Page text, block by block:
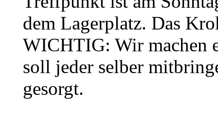
dem Lagerplatz. Das
WICHTIG: Wir machen
soll jeder selber
gesorgt.